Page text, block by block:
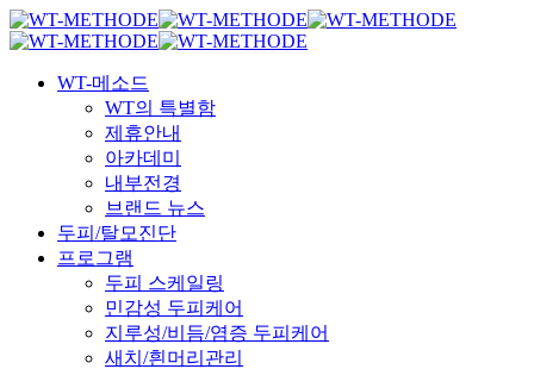
국내 최초 두피케어 브랜드
국내 최초 두피케어 브랜드
Skip
to
content
Menu
WT-메소드
WT의 특별함
제휴안내
아카데미
내부전경
브랜드 뉴스
두피/탈모진단
프로그램
두피 스케일링
민감성 두피케어
지루성/비듬/염증 두피케어
새치/흰머리관리